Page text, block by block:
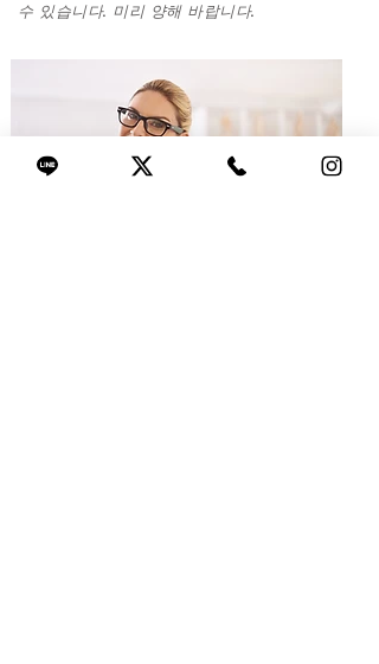
수 있습니다. 미리 양해 바랍니다.